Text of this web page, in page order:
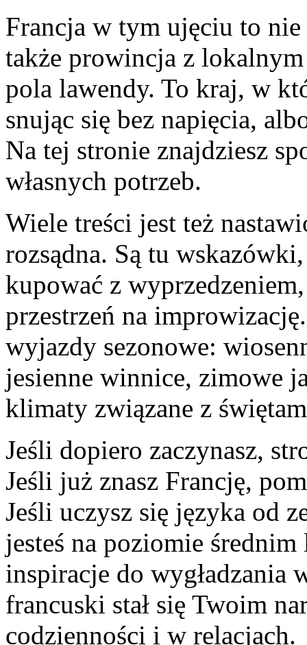
Francja w tym ujęciu to
także prowincja z
pola lawendy. To kraj, w
snując się bez napięcia,
Na tej stronie znajdziesz
własnych potrzeb.
Wiele treści jest też
rozsądna. Są tu
kupować z
przestrzeń na
wyjazdy sezonowe:
jesienne winnice, zimowe
klimaty związane z
Jeśli dopiero zaczynasz,
Jeśli już znasz Francję,
Jeśli uczysz się języka od
jesteś na poziomie
inspiracje do
francuski stał się Twoim
codzienności i w relacjach.